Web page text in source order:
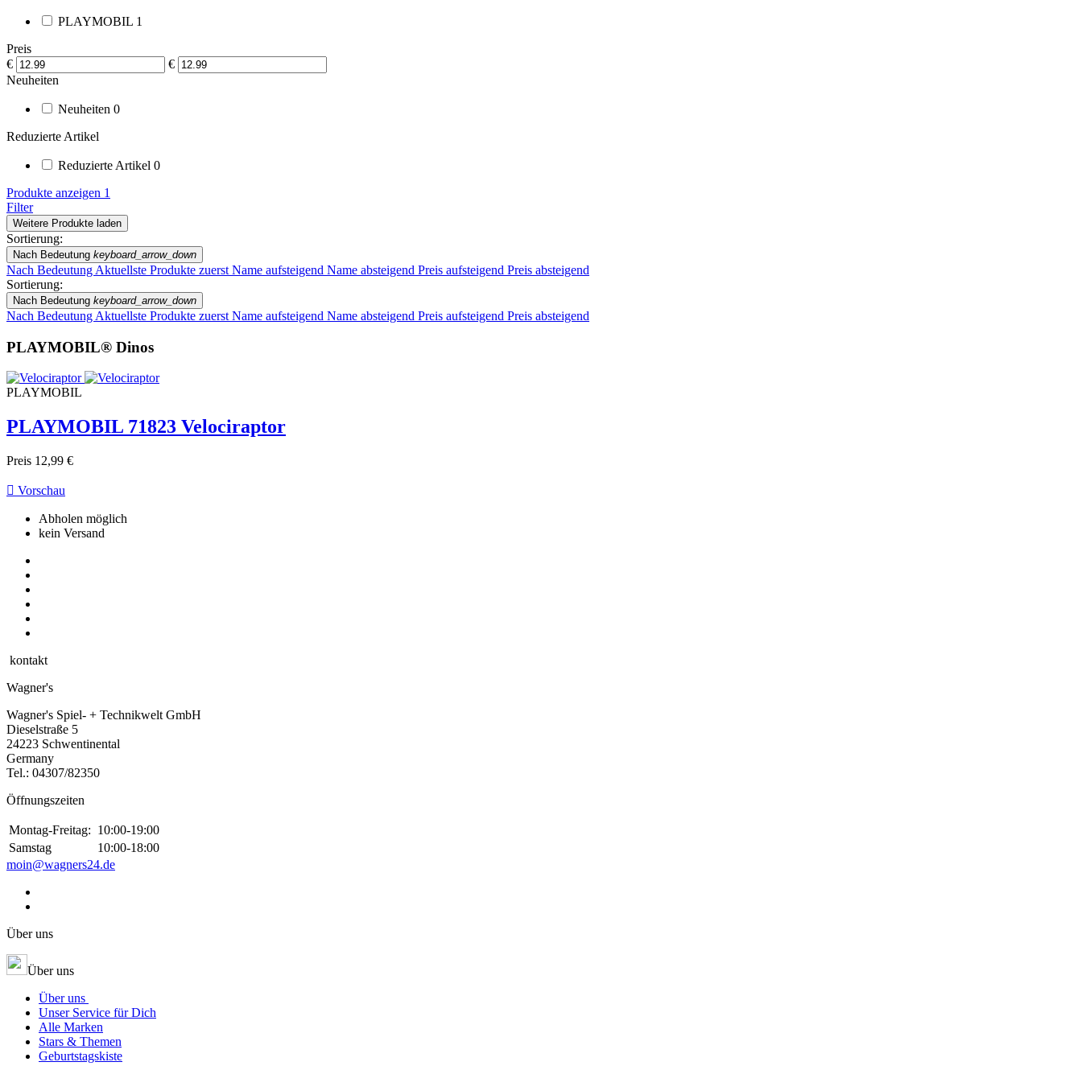
PLAYMOBIL 1
Preis
€
€
Neuheiten
Neuheiten 0
Reduzierte Artikel
Reduzierte Artikel 0
Produkte anzeigen 1
Filter
Weitere Produkte laden
Sortierung:
Nach Bedeutung keyboard_arrow_down
Nach Bedeutung Aktuellste Produkte zuerst Name aufsteigend Name absteigend Preis aufsteigend Preis absteigend
Sortierung:
Nach Bedeutung keyboard_arrow_down
Nach Bedeutung Aktuellste Produkte zuerst Name aufsteigend Name absteigend Preis aufsteigend Preis absteigend
PLAYMOBIL® Dinos
PLAYMOBIL
PLAYMOBIL 71823 Velociraptor
Preis 12,99 €
 Vorschau
Abholen möglich
kein Versand
kontakt
Wagner's
Wagner's Spiel- + Technikwelt GmbH
Dieselstraße 5
24223 Schwentinental
Germany
Tel.: 04307/82350
Öffnungszeiten
Montag-Freitag: 10:00-19:00
Samstag
10:00-18:00
moin@wagners24.de
Über uns
Über uns
Über uns
Unser Service für Dich
Alle Marken
Stars & Themen
Geburtstagskiste